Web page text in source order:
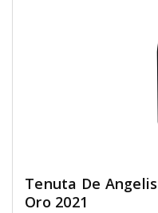
Tenuta De
Oro 2021